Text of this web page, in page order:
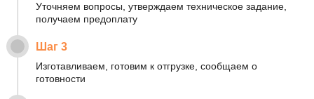
Уточняем вопросы, утверждаем техническое задание,
получаем предоплату
Шаг 3
Изготавливаем, готовим к отгрузке, сообщаем о
готовности